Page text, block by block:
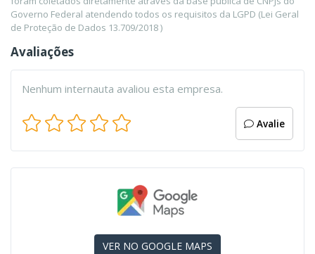
Governo Federal atendendo todos os requisitos da LGPD (Lei Geral
de Proteção de Dados 13.709/2018 )
Avaliações
Nenhum internauta avaliou esta empresa.
Avalie
VER NO GOOGLE MAPS